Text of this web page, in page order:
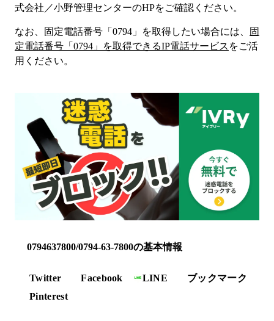
式会社／小野管理センターのHPをご確認ください。
なお、固定電話番号「 0794 」を取得したい場合には、
固
定電話番号「 0794 」を取得できるIP電話サービス をご活
用ください。
0794637800/0794-63-7800の基本情報
Twitter Facebook LINE
ブックマーク
Pinterest